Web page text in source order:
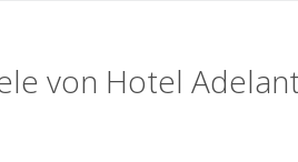
von Hotel